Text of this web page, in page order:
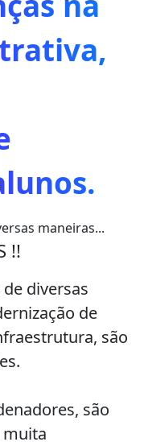
maneiras...
!!
diversas
de
são
são